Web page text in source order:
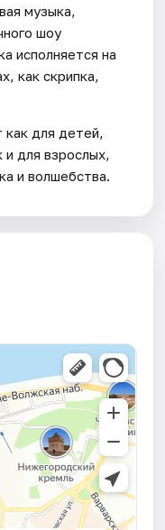
музыка,
шоу
исполняется на
как скрипка,
как для детей,
и для взрослых,
и волшебства.